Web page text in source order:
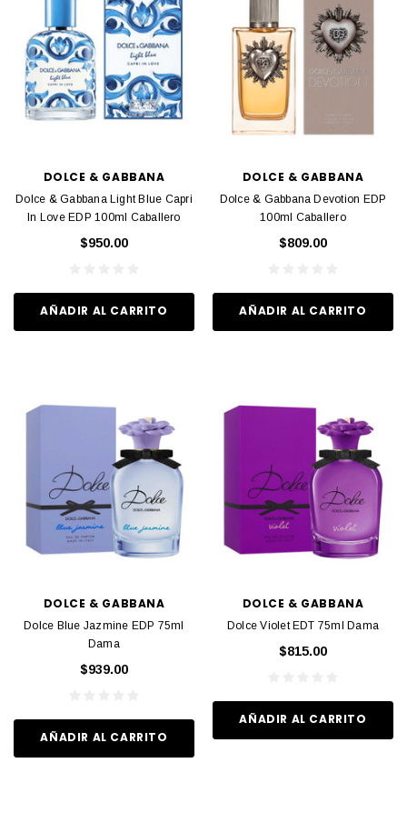
DOLCE & GABBANA
Dolce & Gabbana Light Blue Capri
In Love EDP 100ml Caballero
$950.00
AÑADIR AL CARRITO
DOLCE & GABBANA
Dolce & Gabbana Devotion EDP
100ml Caballero
$809.00
AÑADIR AL CARRITO
DOLCE & GABBANA
Dolce Blue Jazmine EDP 75ml
Dama
$939.00
AÑADIR AL CARRITO
DOLCE & GABBANA
Dolce Violet EDT 75ml Dama
$815.00
AÑADIR AL CARRITO